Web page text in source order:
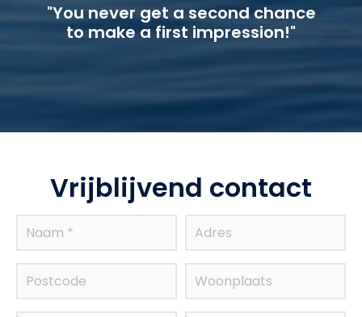
"You never get a second chance
to make a first impression!"
Vrijblijvend contact